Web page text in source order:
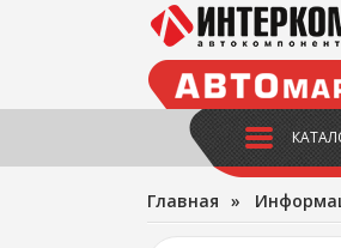
Главная »